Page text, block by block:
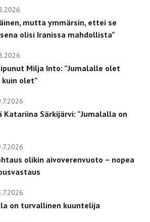
mutta ymmärsin, ettei se
olisi Iranissa mahdollista”
Milja Into: ”Jumalalle olet
olet”
Särkijärvi: ”Jumalalla on
olikin aivoverenvuoto – nopea
on turvallinen kuuntelija